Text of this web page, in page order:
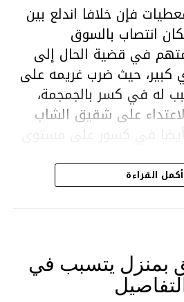
فإن خلافا اندلع بين
انتصاب بالسوق
في قضية الحال إلى
حيث ضرب غريمه على
له في كسر بالجمجمة،
على شقيق الشاب
أيضا في كسور على مستوى
مركز الأمن الوطني بحي
من محاصرة المشتبه به
على التحقيق في خصوص
أكمل القراءة
بمنزل يتسبب في